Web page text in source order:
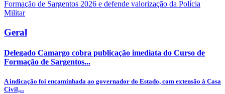
Geral
Delegado Camargo cobra publicação imediata do Curso de
Formação de Sargentos...
A indicação foi encaminhada ao governador do Estado, com extensão à Casa
Civil,...